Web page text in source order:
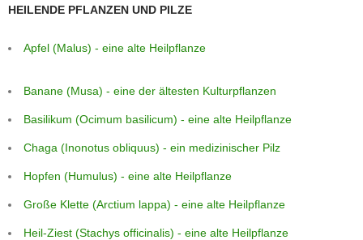
HEILENDE PFLANZEN UND PILZE
Apfel (Malus) - eine alte Heilpflanze
Banane (Musa) - eine der ältesten Kulturpflanzen
Basilikum (Ocimum basilicum) - eine alte Heilpflanze
Chaga (Inonotus obliquus) - ein medizinischer Pilz
Hopfen (Humulus) - eine alte Heilpflanze
Große Klette (Arctium lappa) - eine alte Heilpflanze
Heil-Ziest (Stachys officinalis) - eine alte Heilpflanze